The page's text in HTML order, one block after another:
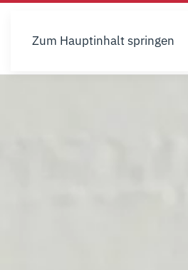
Zum Hauptinhalt springen